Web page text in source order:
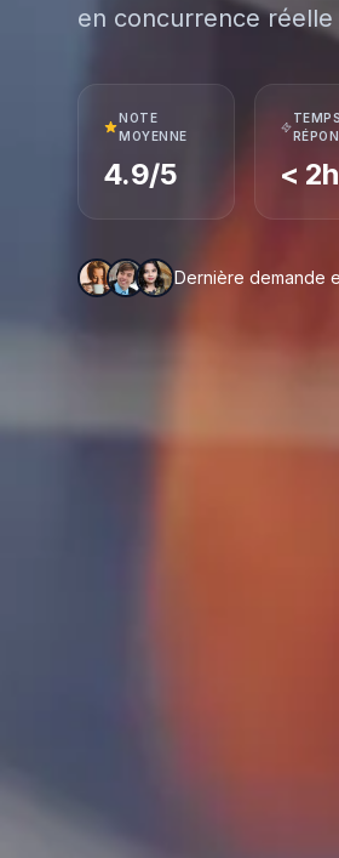
en concurrence
NOTE
MOYENNE
4.9/5 < 2h
Dernière demande